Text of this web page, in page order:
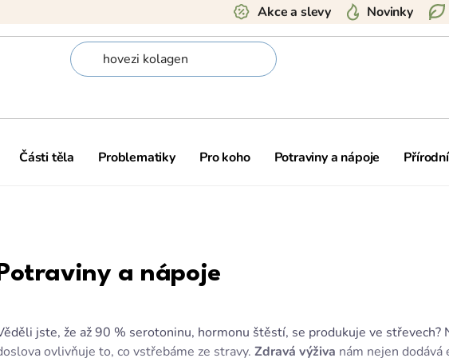
Novinky
Akce a slevy
Části těla Problematiky Pro koho Potraviny a nápoje
Potraviny a nápoje
jste, že až 90 % serotoninu, hormonu štěstí, se produkuje ve střevech?
ovlivňuje to, co vstřebáme ze stravy. Zdravá výživa nám nejen